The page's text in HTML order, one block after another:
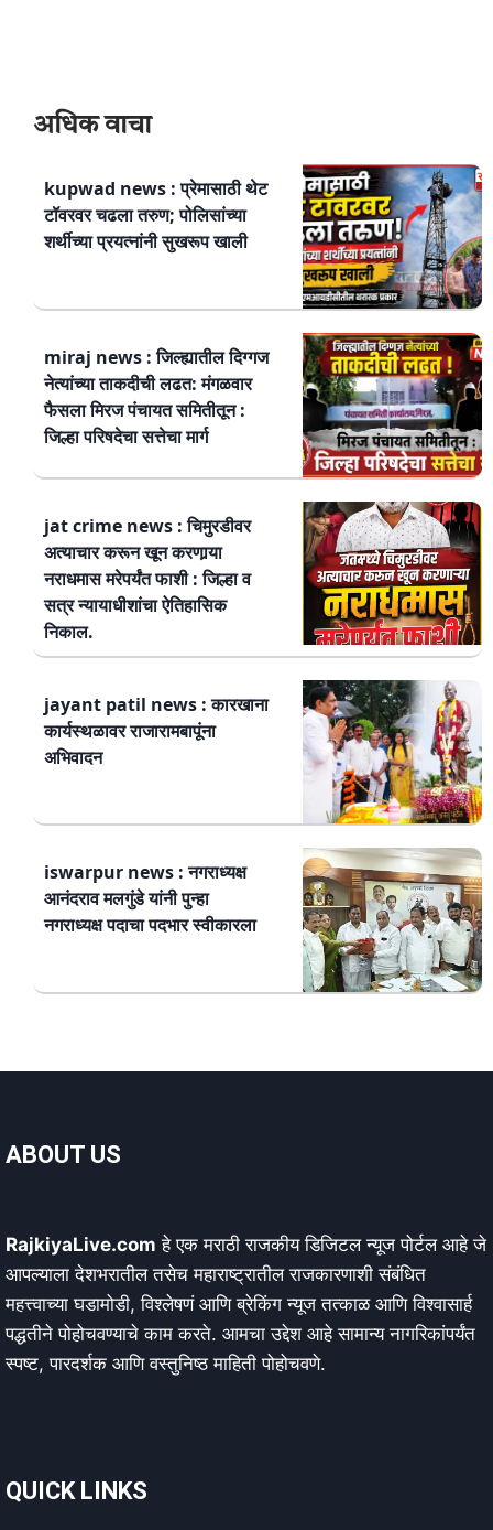
अधिक वाचा
kupwad news : प्रेमासाठी थेट
टॉवरवर चढला तरुण; पोलिसांच्या
शर्थीच्या प्रयत्नांनी सुखरूप खाली
miraj news : जिल्ह्यातील दिग्गज
नेत्यांच्या ताकदीची लढत: मंगळवार
फैसला मिरज पंचायत समितीतून :
जिल्हा परिषदेचा सत्तेचा मार्ग
jat crime news : चिमुरडीवर
अत्याचार करून खून करणार्‍या
नराधमास मरेपर्यंत फाशी : जिल्हा व
सत्र न्यायाधीशांचा ऐतिहासिक
निकाल.
jayant patil news : कारखाना
कार्यस्थळावर राजारामबापूंना
अभिवादन
iswarpur news : नगराध्यक्ष
आनंदराव मलगुंडे यांनी पुन्हा
नगराध्यक्ष पदाचा पदभार स्वीकारला
ABOUT US
RajkiyaLive.com हे एक मराठी राजकीय डिजिटल न्यूज पोर्टल आहे जे
आपल्याला देशभरातील तसेच महाराष्ट्रातील राजकारणाशी संबंधित
महत्त्वाच्या घडामोडी, विश्लेषणं आणि ब्रेकिंग न्यूज तत्काळ आणि विश्वासार्ह
पद्धतीने पोहोचवण्याचे काम करते. आमचा उद्देश आहे सामान्य नागरिकांपर्यंत
स्पष्ट, पारदर्शक आणि वस्तुनिष्ठ माहिती पोहोचवणे.
QUICK LINKS